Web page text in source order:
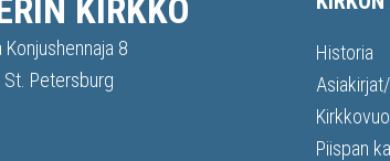
KIRKKO
Konjushennaja 8
Petersburg
Historia
Piispan